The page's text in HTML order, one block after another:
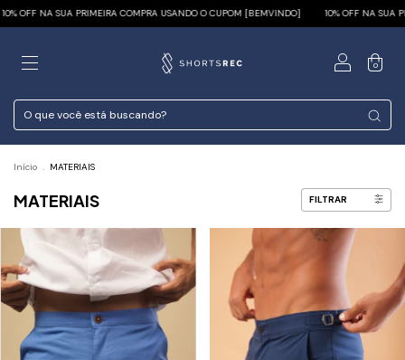
COMPRA USANDO O CUPOM [BEMVINDO] 10% OFF NA SUA PRIMEIRA COMPRA
0
Início . MATERIAIS
MATERIAIS FILTRAR